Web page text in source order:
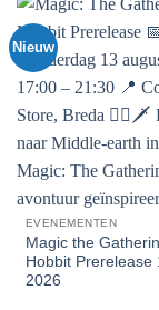
Nieuw
EVENEMENTEN
Magic the
Hobbit Prerelease
2026